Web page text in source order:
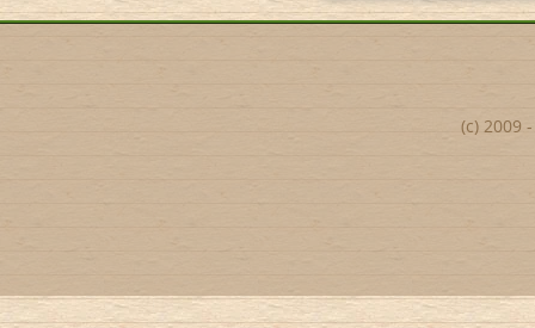
(c) 2009